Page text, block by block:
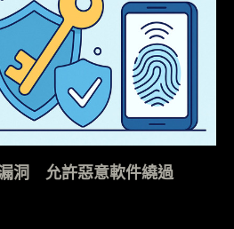
洞 允許惡意軟件繞過